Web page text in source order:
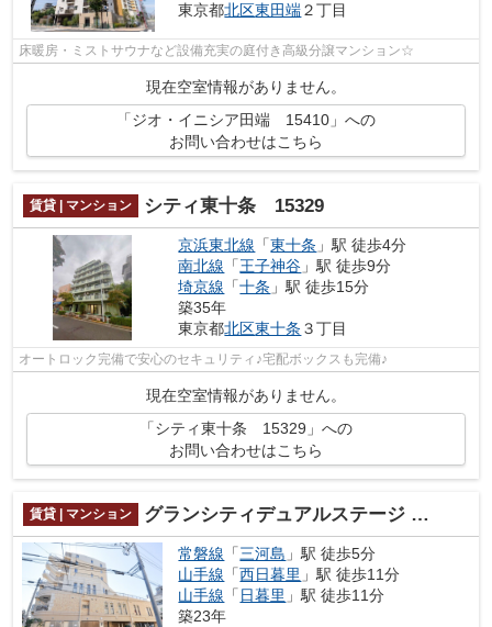
東京都北区東田端２丁目
床暖房・ミストサウナなど設備充実の庭付き高級分譲マンション☆
現在空室情報がありません。
「ジオ・イニシア田端 15410」への
お問い合わせはこちら
賃貸 | マンション シティ東十条 15329
京浜東北線 「東十条 」駅 徒歩4分
南北線 「王子神谷 」駅 徒歩9分
埼京線 「十条 」駅 徒歩15分
築35年
東京都北区東十条 ３丁目
オートロック完備で安心のセキュリティ♪宅配ボックスも完備♪
現在空室情報がありません。
「シティ東十条 15329」への
お問い合わせはこちら
賃貸 | マンション グランシティデュアルステージ ラ・ルーチェ 15286
常磐線 「三河島 」駅 徒歩5分
山手線 「西日暮里 」駅 徒歩11分
山手線 「 日暮里 」駅 徒歩11分
築23年